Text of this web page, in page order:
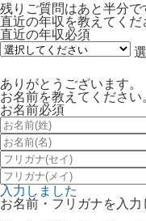
残りご質問はあと半分で
直近の年収を教えてくだ
直近の年収必須
ありがとうございます。
お名前を教えてください
お名前必須
入力しました
お名前・フリガナを入力